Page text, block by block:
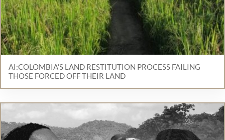
AI:COLOMBIA’S LAND RESTITUTION PROCESS FAILING
THOSE FORCED OFF THEIR LAND